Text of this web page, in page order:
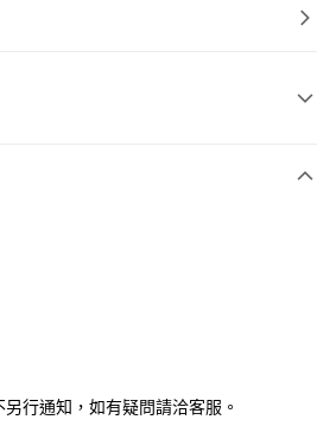
含以上)免運費
行通知，如有疑問請洽客服。